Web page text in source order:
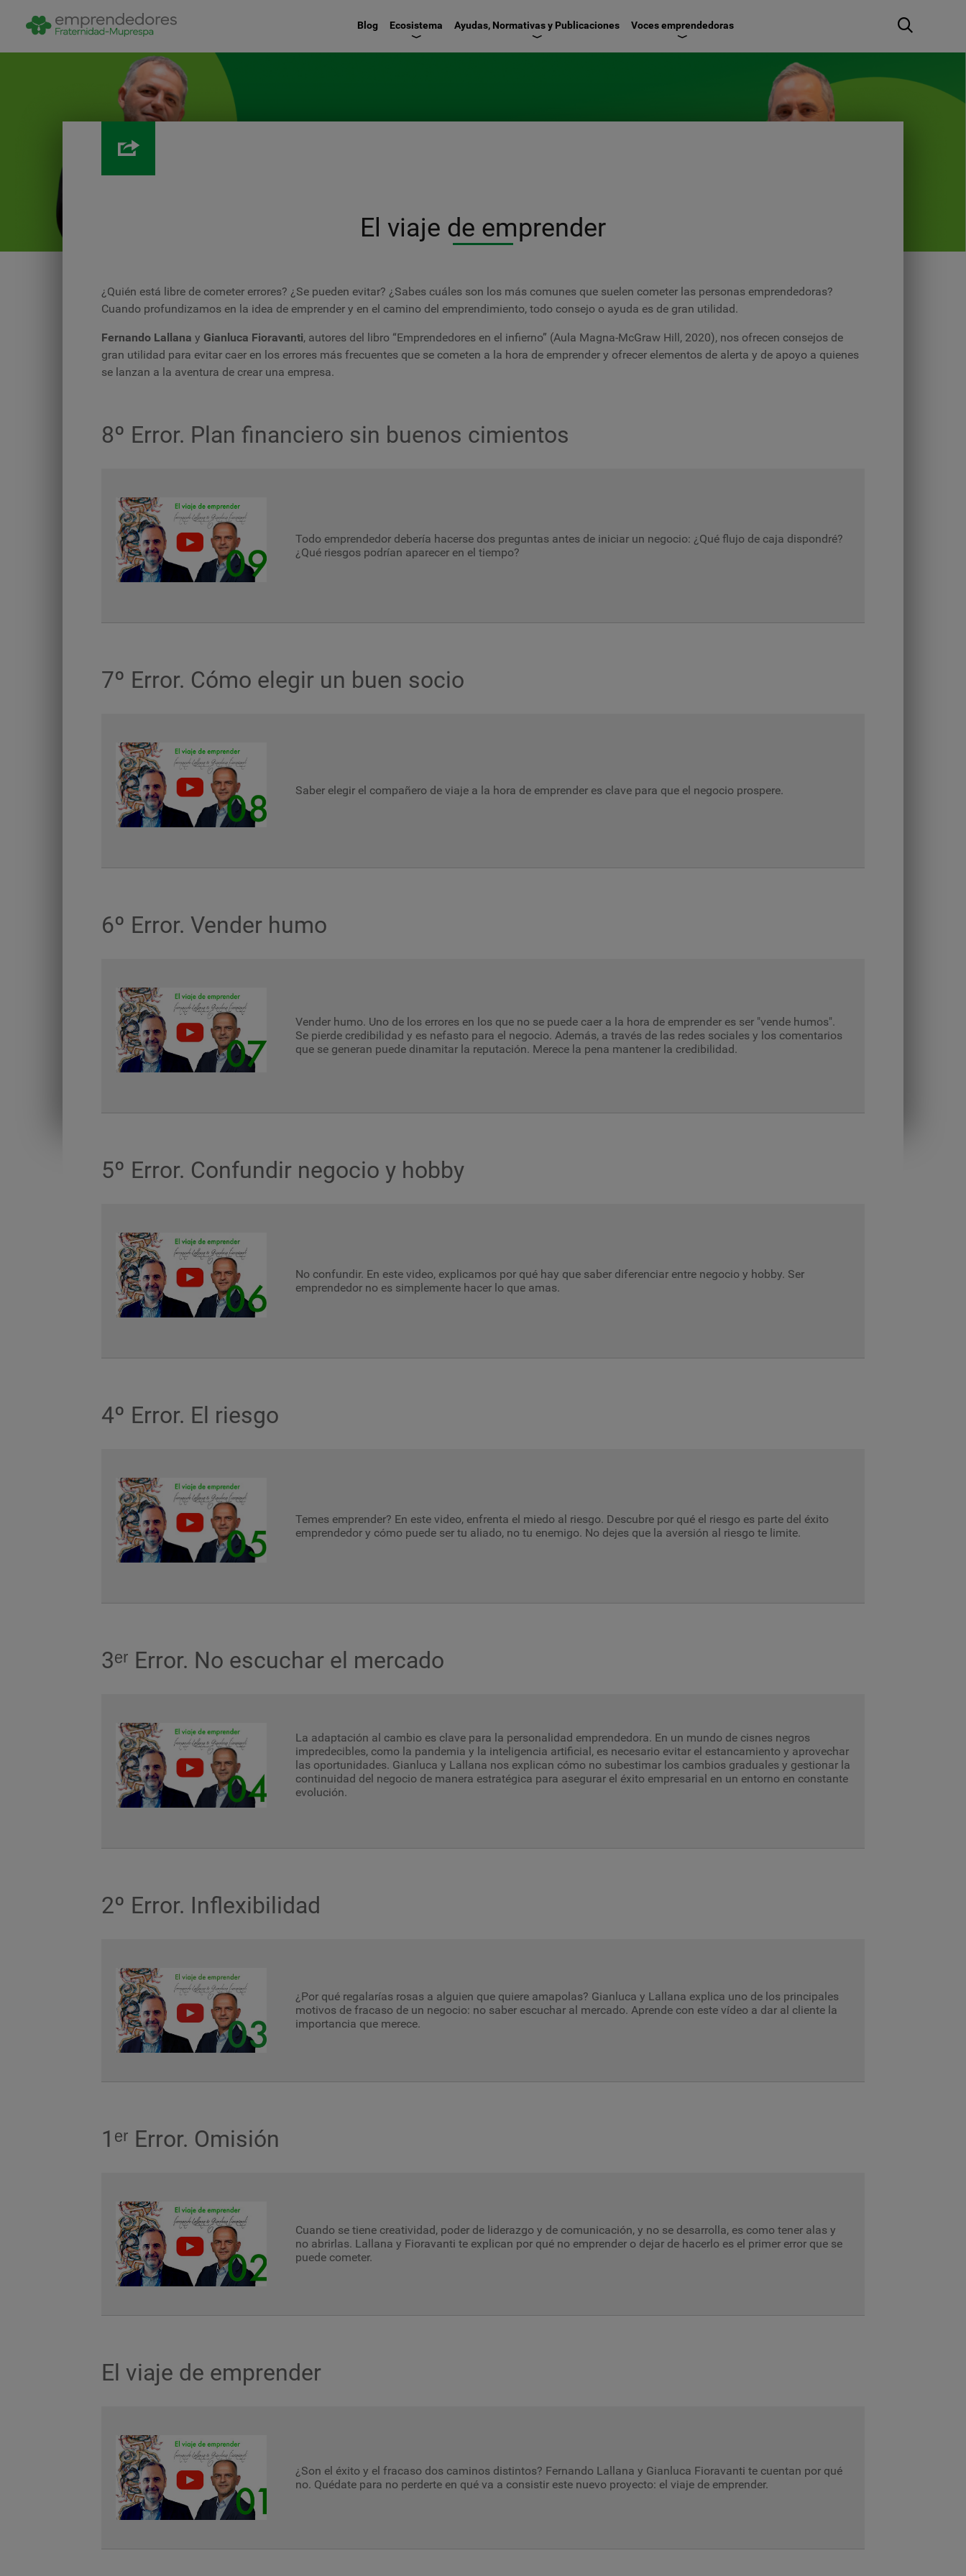
al
Blog Ecosistema Ayudas, Normativas y Publicaciones Voces emprendedoras
El viaje de emprender
¿Quién está libre de cometer errores? ¿Se pueden evitar? ¿Sabes cuáles son los más comunes que suelen cometer las personas emprendedoras?
Cuando profundizamos en la idea de emprender y en el camino del emprendimiento, todo consejo o ayuda es de gran utilidad.
Fernando Lallana y Gianluca Fioravanti, autores del libro “Emprendedores en el infierno” (Aula Magna-McGraw Hill, 2020), nos ofrecen consejos de
gran utilidad para evitar caer en los errores más frecuentes que se cometen a la hora de emprender y ofrecer elementos de alerta y de apoyo a quienes
se lanzan a la aventura de crear una empresa.
8º Error. Plan financiero sin buenos cimientos
Todo emprendedor debería hacerse dos preguntas antes de iniciar un negocio: ¿Qué flujo de caja dispondré?
¿Qué riesgos podrían aparecer en el tiempo?
7º Error. Cómo elegir un buen socio
Saber elegir el compañero de viaje a la hora de emprender es clave para que el negocio prospere.
6º Error. Vender humo
Vender humo. Uno de los errores en los que no se puede caer a la hora de emprender es ser "vende humos".
Se pierde credibilidad y es nefasto para el negocio. Además, a través de las redes sociales y los comentarios
que se generan puede dinamitar la reputación. Merece la pena mantener la credibilidad.
5º Error. Confundir negocio y hobby
No confundir. En este video, explicamos por qué hay que saber diferenciar entre negocio y hobby. Ser
emprendedor no es simplemente hacer lo que amas.
4º Error. El riesgo
Temes emprender? En este video, enfrenta el miedo al riesgo. Descubre por qué el riesgo es parte del éxito
emprendedor y cómo puede ser tu aliado, no tu enemigo. No dejes que la aversión al riesgo te limite.
3ᵉʳ Error. No escuchar el mercado
La adaptación al cambio es clave para la personalidad emprendedora. En un mundo de cisnes negros
impredecibles, como la pandemia y la inteligencia artificial, es necesario evitar el estancamiento y aprovechar
las oportunidades. Gianluca y Lallana nos explican cómo no subestimar los cambios graduales y gestionar la
continuidad del negocio de manera estratégica para asegurar el éxito empresarial en un entorno en constante
evolución.
2º Error. Inflexibilidad
¿Por qué regalarías rosas a alguien que quiere amapolas? Gianluca y Lallana explica uno de los principales
motivos de fracaso de un negocio: no saber escuchar al mercado. Aprende con este vídeo a dar al cliente la
importancia que merece.
1ᵉʳ Error. Omisión
Cuando se tiene creatividad, poder de liderazgo y de comunicación, y no se desarrolla, es como tener alas y
no abrirlas. Lallana y Fioravanti te explican por qué no emprender o dejar de hacerlo es el primer error que se
puede cometer.
El viaje de emprender
¿Son el éxito y el fracaso dos caminos distintos? Fernando Lallana y Gianluca Fioravanti te cuentan por qué
no. Quédate para no perderte en qué va a consistir este nuevo proyecto: el viaje de emprender.